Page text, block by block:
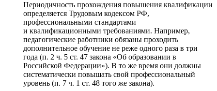
Периодичность прохождения повышения квалификации
определяется Трудовым кодексом РФ,
профессиональными стандартами
и квалификационными требованиями. Например,
педагогические работники обязаны проходить
дополнительное обучение не реже одного раза в три
года (п. 2 ч. 5 ст. 47 закона «Об образовании в
Российской Федерации»). В то же время они должны
систематически повышать свой профессиональный
уровень (п. 7 ч. 1 ст. 48 того же закона).